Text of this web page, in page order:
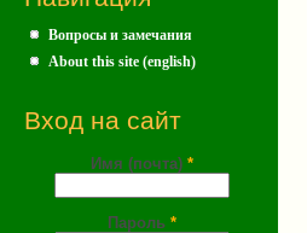
Вопросы и замечания
About this site (english)
Вход на сайт
Имя (почта) *
Пароль *